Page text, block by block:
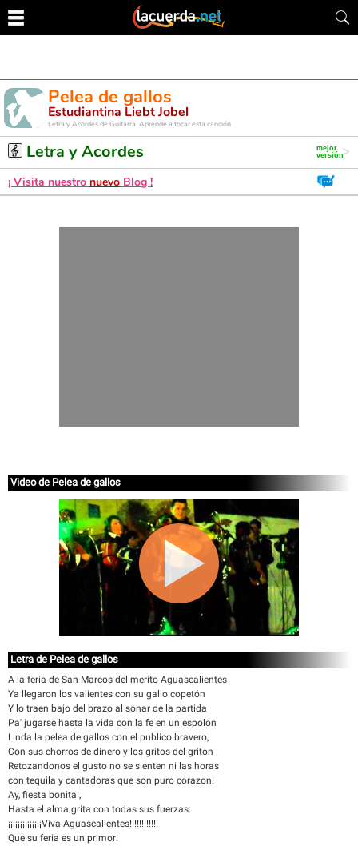
Pelea de gallos
Estudiantina Liebt Jobel
Letra y Acordes de Guitarra. Aprende a tocar esta canción
Letra y Acordes
¡ Visita nuestro nuevo Blog !
Video de Pelea de gallos
Letra de Pelea de gallos
A la feria de San Marcos del merito Aguascalientes
Ya llegaron los valientes con su gallo copetón
Y lo traen bajo del brazo al sonar de la partida
Pa' jugarse hasta la vida con la fe en un espolon
Linda la pelea de gallos con el publico bravero,
Con sus chorros de dinero y los gritos del griton
Retozandonos el gusto no se sienten ni las horas
con tequila y cantadoras que son puro corazon!
Ay, fiesta bonita!,
Hasta el alma grita con todas sus fuerzas:
¡¡¡¡¡¡¡¡¡¡¡¡¡¡Viva Aguascalientes!!!!!!!!!!!!
Que su feria es un primor!